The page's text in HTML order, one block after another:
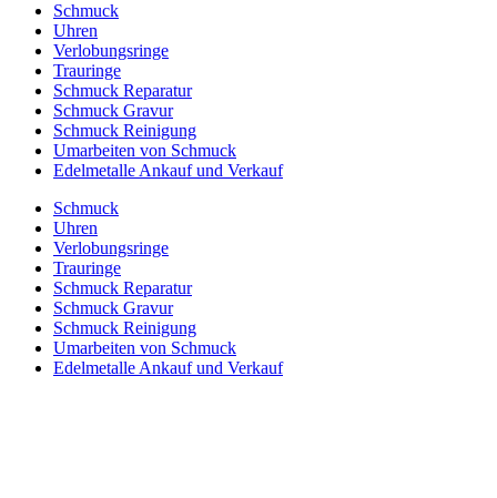
Schmuck
Uhren
Verlobungsringe
Trauringe
Schmuck Reparatur
Schmuck Gravur
Schmuck Reinigung
Umarbeiten von Schmuck
Edelmetalle Ankauf und Verkauf
Schmuck
Uhren
Verlobungsringe
Trauringe
Schmuck Reparatur
Schmuck Gravur
Schmuck Reinigung
Umarbeiten von Schmuck
Edelmetalle Ankauf und Verkauf